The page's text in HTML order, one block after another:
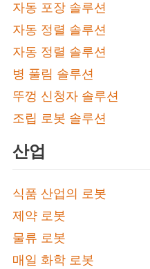
자동 포장 솔루션
자동 정렬 솔루션
자동 정렬 솔루션
병 풀림 솔루션
뚜껑 신청자 솔루션
조립 로봇 솔루션
산업
식품 산업의 로봇
제약 로봇
물류 로봇
매일 화학 로봇